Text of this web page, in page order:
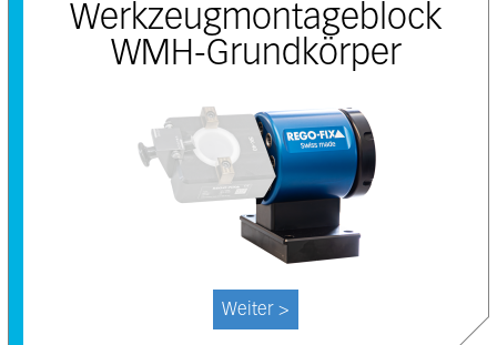
Werkzeugmontageblock
WMH-Grundkörper
Weiter >